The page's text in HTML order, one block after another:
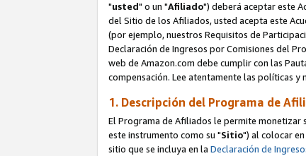
"usted" o un "Afiliado") deberá aceptar este
del Sitio de los Afiliados, usted acepta este
(por ejemplo, nuestros Requisitos de
Declaración de Ingresos por Comisiones del
web de Amazon.com debe cumplir con las
compensación. Lee atentamente las políticas y
1. Descripción del Programa de
El Programa de Afiliados le permite monetizar
este instrumento como su "Sitio") al colocar
sitio que se incluya en la Declaración de